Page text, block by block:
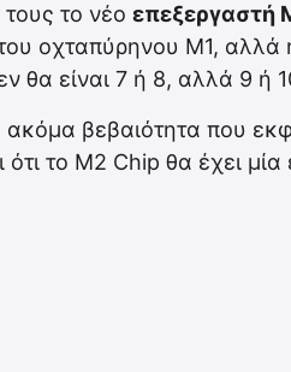
το νέο επεξεργαστή
οχταπύρηνου Μ1, αλλά
θα είναι 7 ή 8, αλλά 9 ή
ακόμα βεβαιότητα που
ότι το M2 Chip θα έχει